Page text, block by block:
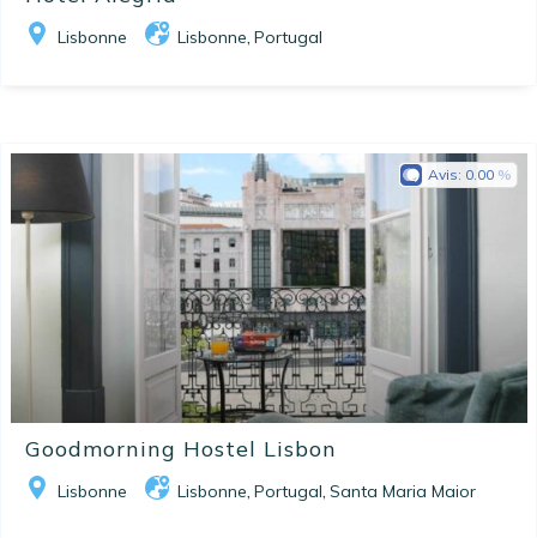
Lisbonne Lisbonne, Portugal
Goodmorning Hostel Lisbon
Lisbonne Lisbonne, Portugal, Santa Maria Maior
Avis: 0.00